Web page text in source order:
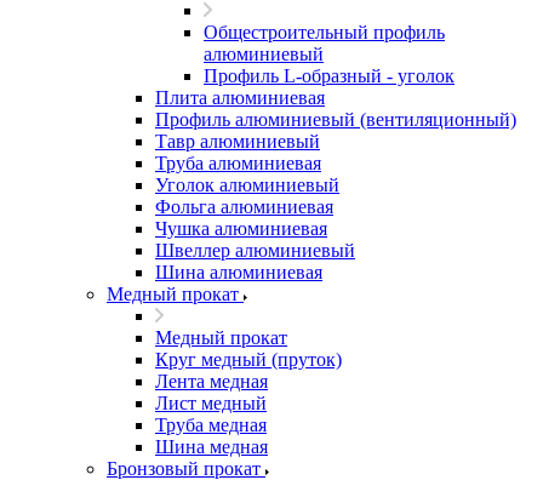
Общестроительный профиль
алюминиевый
Профиль L-образный - уголок
Плита алюминиевая
Профиль алюминиевый (вентиляционный)
Тавр алюминиевый
Труба алюминиевая
Уголок алюминиевый
Фольга алюминиевая
Чушка алюминиевая
Швеллер алюминиевый
Шина алюминиевая
Медный прокат
Медный прокат
Круг медный (пруток)
Лента медная
Лист медный
Труба медная
Шина медная
Бронзовый прокат